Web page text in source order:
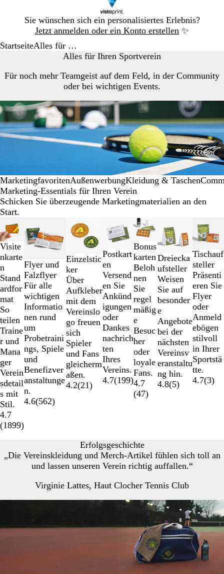
Sie wünschen sich ein personalisiertes Erlebnis?
Jetzt anmelden oder ein Konto erstellen ✨
Galeriebild
1
StartseiteAlles für …
Alles für Ihren Sportverein
Für noch mehr Teamgeist auf dem Feld, in der Community
oder bei wichtigen Events.
MarketingfavoritenAußenwerbungKleidung & Taschen
Marketing-Essentials für Ihren Verein
Schicken Sie überzeugende Marketingmaterialien an den
Start.
Visite
nkarte
n
Stand
ardfor
mat
So
teilen
Traine
r und
Mana
ger
Verein
sdetail
s mit
Stil.
4.7
(1899)
Flyer und
Falzflyer
Für alle
wichtigen
Informatio
nen rund
um
Probetraini
ngs, Spiele
und
Benefizver
anstaltunge
n.
4.6(562)
Neue Optionen
Einzelstic
ker
Über
Aufkleber
mit dem
Vereinslo
go freuen
sich
Spieler
und Fans
gleicherm
aßen.
4.2(21)
Postkart
en
Versend
en Sie
Ankünd
igungen
oder
Dankes
nachrich
ten
Ihres
Vereins.
4.7(199)
Bonus
karten
Beloh
nen
Sie
regel
mäßig
e
Besuc
her
oder
loyale
Fans.
4.7
(47)
Dreiecka
ufsteller
Weisen
Sie auf
besonder
e
Angebote
bei der
nächsten
Vereinsv
eranstaltu
ng hin.
4.8(5)
Tischauf
steller
Präsenti
eren Sie
Flyer
oder
Anmeld
ebögen
stilvoll
in Ihrer
Sportstä
tte.
4.7(3)
Galeriebilder
1
bis
2
von
7
Erfolgsgeschichte
„Die Vereinskleidung und Merch-Artikel fühlen sich toll an
und lassen unseren Verein richtig auffallen.“
Virginie Lattes, Haut Clocher Tennis Club